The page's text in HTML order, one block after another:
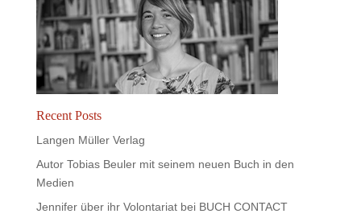
Recent Posts
Langen Müller Verlag
Autor Tobias Beuler mit seinem neuen Buch in den
Medien
Jennifer über ihr Volontariat bei BUCH CONTACT